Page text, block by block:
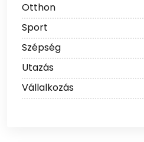
Otthon
Sport
Szépség
Utazás
Vállalkozás